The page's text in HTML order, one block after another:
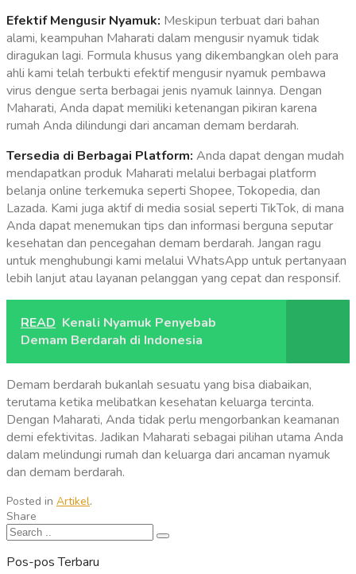
Efektif Mengusir Nyamuk: Meskipun terbuat dari bahan
alami, keampuhan Maharati dalam mengusir nyamuk tidak
diragukan lagi. Formula khusus yang dikembangkan oleh para
ahli kami telah terbukti efektif mengusir nyamuk pembawa
virus dengue serta berbagai jenis nyamuk lainnya. Dengan
Maharati, Anda dapat memiliki ketenangan pikiran karena
rumah Anda dilindungi dari ancaman demam berdarah.
Tersedia di Berbagai Platform: Anda dapat dengan mudah
mendapatkan produk Maharati melalui berbagai platform
belanja online terkemuka seperti Shopee, Tokopedia, dan
Lazada. Kami juga aktif di media sosial seperti TikTok, di mana
Anda dapat menemukan tips dan informasi berguna seputar
kesehatan dan pencegahan demam berdarah. Jangan ragu
untuk menghubungi kami melalui WhatsApp untuk pertanyaan
lebih lanjut atau layanan pelanggan yang cepat dan responsif.
READ Kenali Nyamuk Penyebab
Demam Berdarah di Indonesia
Demam berdarah bukanlah sesuatu yang bisa diabaikan,
terutama ketika melibatkan kesehatan keluarga tercinta.
Dengan Maharati, Anda tidak perlu mengorbankan keamanan
demi efektivitas. Jadikan Maharati sebagai pilihan utama Anda
dalam melindungi rumah dan keluarga dari ancaman nyamuk
dan demam berdarah.
Posted in Artikel.
Share
Pos-pos Terbaru